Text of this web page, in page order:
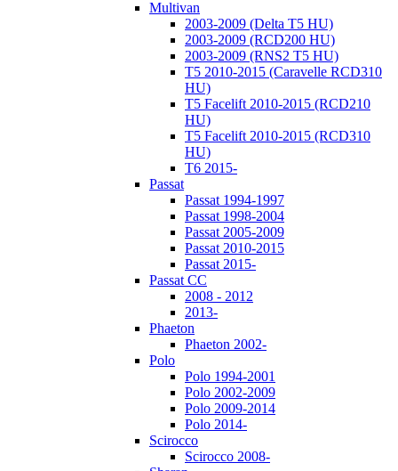
Multivan
2003-2009 (Delta T5 HU)
2003-2009 (RCD200 HU)
2003-2009 (RNS2 T5 HU)
T5 2010-2015 (Caravelle RCD310
HU)
T5 Facelift 2010-2015 (RCD210
HU)
T5 Facelift 2010-2015 (RCD310
HU)
T6 2015-
Passat
Passat 1994-1997
Passat 1998-2004
Passat 2005-2009
Passat 2010-2015
Passat 2015-
Passat CC
2008 - 2012
2013-
Phaeton
Phaeton 2002-
Polo
Polo 1994-2001
Polo 2002-2009
Polo 2009-2014
Polo 2014-
Scirocco
Scirocco 2008-